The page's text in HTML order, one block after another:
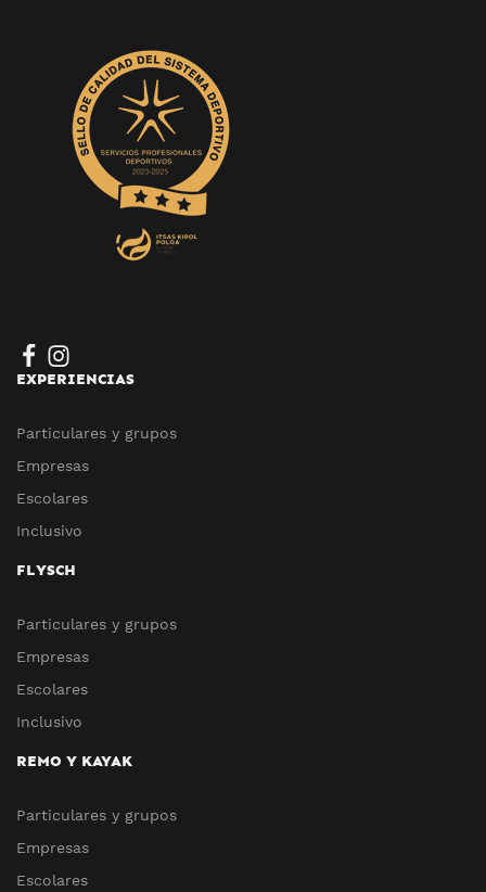
EXPERIENCIAS
Particulares y grupos
Empresas
Escolares
Inclusivo
FLYSCH
Particulares y grupos
Empresas
Escolares
Inclusivo
REMO Y KAYAK
Particulares y grupos
Empresas
Escolares